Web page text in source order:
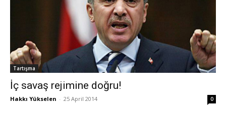
Tartışma
İç savaş rejimine doğru!
Hakkı Yükselen - 25 April 2014 0